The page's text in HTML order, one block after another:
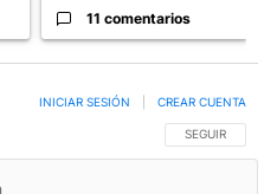
11 comentarios
SIGA ESTA
SEGUIR
INICIAR SESIÓN CREAR CUENTA